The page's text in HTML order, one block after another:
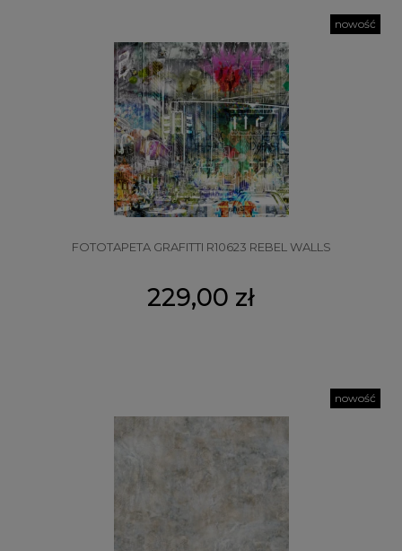
FOTOTAPETA GRAFITTI R10623 REBEL WALLS
229,00 zł
nowość
nowość